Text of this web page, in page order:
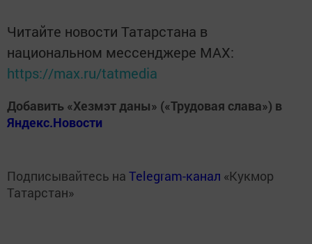
Читайте новости Татарстана в
национальном мессенджере MАХ:
https://max.ru/tatmedia
Добавить «Хезмэт даны» («Трудовая слава») в
Яндекс.Новости
Подписывайтесь на Telegram-канал «Кукмор
Татарстан»